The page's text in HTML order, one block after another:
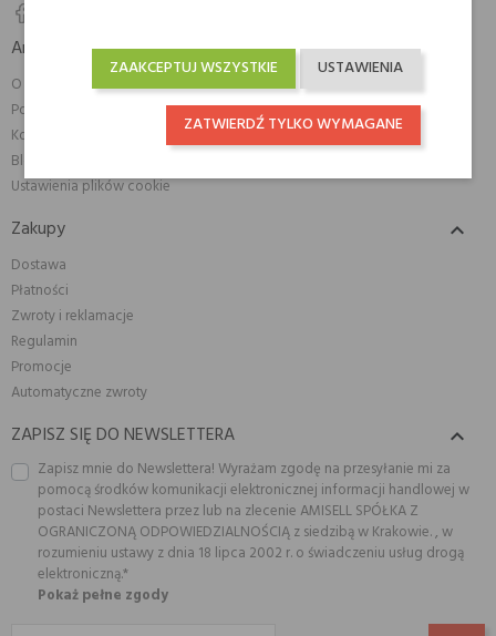
Amisell
O nas
Polityka prywatności
Kontakt z nami
Blog
Ustawienia plików cookie
Zakupy 
Dostawa
Płatności
Zwroty i reklamacje
Regulamin
Promocje
Automatyczne zwroty
ZAPISZ SIĘ DO NEWSLETTERA 
Zapisz mnie do Newslettera! Wyrażam zgodę na przesyłanie mi za
pomocą środków komunikacji elektronicznej informacji handlowej w
postaci Newslettera przez lub na zlecenie AMISELL SPÓŁKA Z
OGRANICZONĄ ODPOWIEDZIALNOŚCIĄ z siedzibą w Krakowie. , w
rozumieniu ustawy z dnia 18 lipca 2002 r. o świadczeniu usług drogą
elektroniczną.*
Pokaż pełne zgody
USTAWIENIA
ZAAKCEPTUJ WSZYSTKIE
ZATWIERDŹ TYLKO WYMAGANE